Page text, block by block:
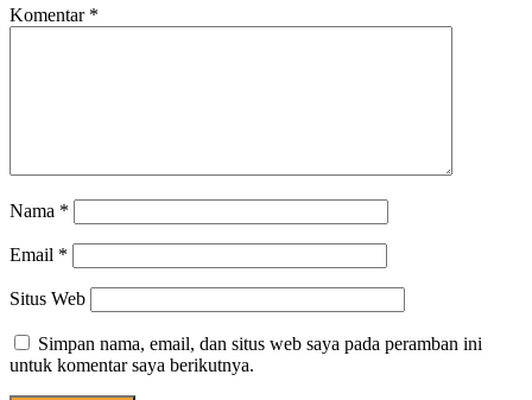
Komentar *
Nama *
Email *
Situs Web
Simpan nama, email, dan situs web saya pada peramban ini
untuk komentar saya berikutnya.